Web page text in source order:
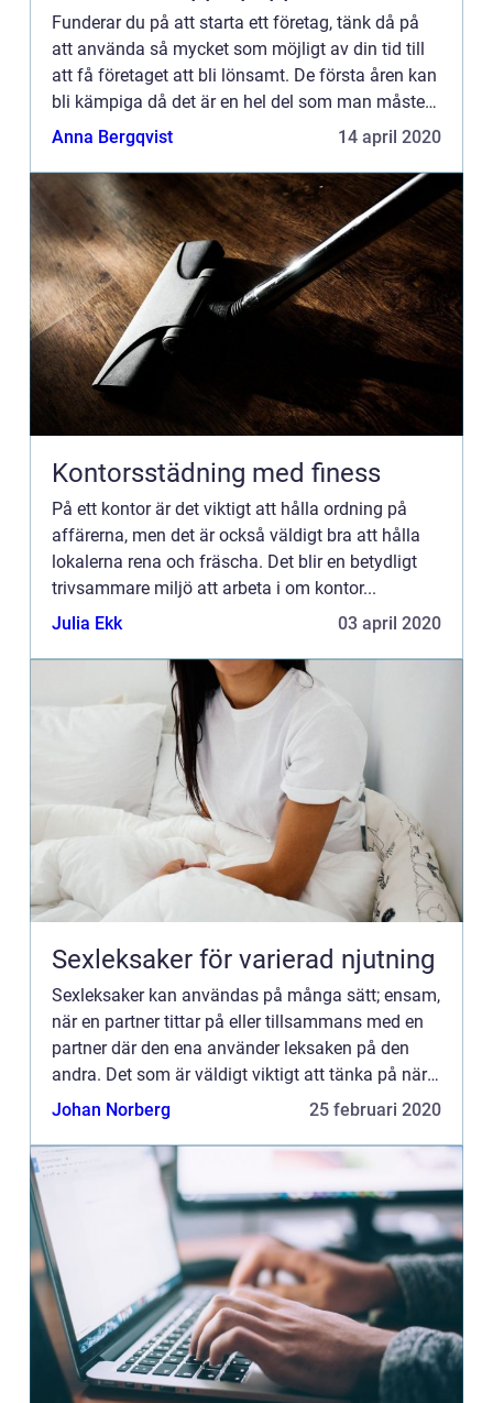
Funderar du på att starta ett företag, tänk då på
att använda så mycket som möjligt av din tid till
att få företaget att bli lönsamt. De första åren kan
bli kämpiga då det är en hel del som man måste
känna till, som exempel skattemässiga regler och
Anna Bergqvist 14 april 2020
Kontorsstädning med finess
På ett kontor är det viktigt att hålla ordning på
affärerna, men det är också väldigt bra att hålla
lokalerna rena och fräscha. Det blir en betydligt
trivsammare miljö att arbeta i om kontor...
Julia Ekk
03 april 2020
Sexleksaker för varierad njutning
Sexleksaker kan användas på många sätt; ensam,
när en partner tittar på eller tillsammans med en
partner där den ena använder leksaken på den
andra. Det som är väldigt viktigt att tänka på när
man använder en sexleksak på någon annan är
Johan Norberg 25 februari 2020